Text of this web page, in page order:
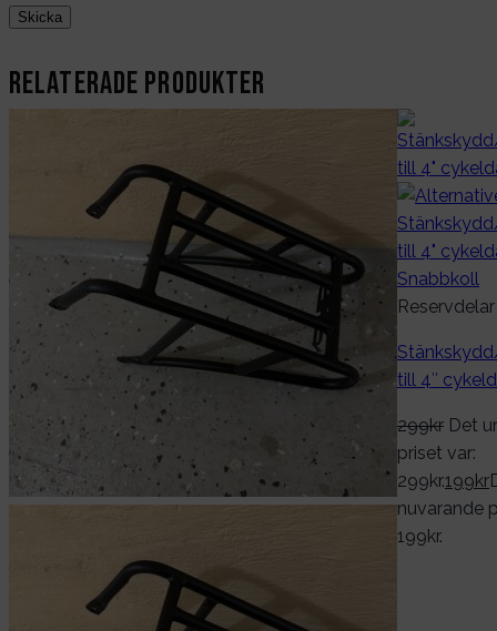
Relaterade produkter
Snabbkoll
till 4″
299kr Det
priset var:
299kr.199kr
nuvarande
199kr.